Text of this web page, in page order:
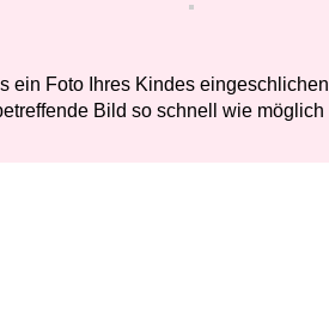
ein Foto Ihres Kindes eingeschlichen
Bild so schnell wie möglich